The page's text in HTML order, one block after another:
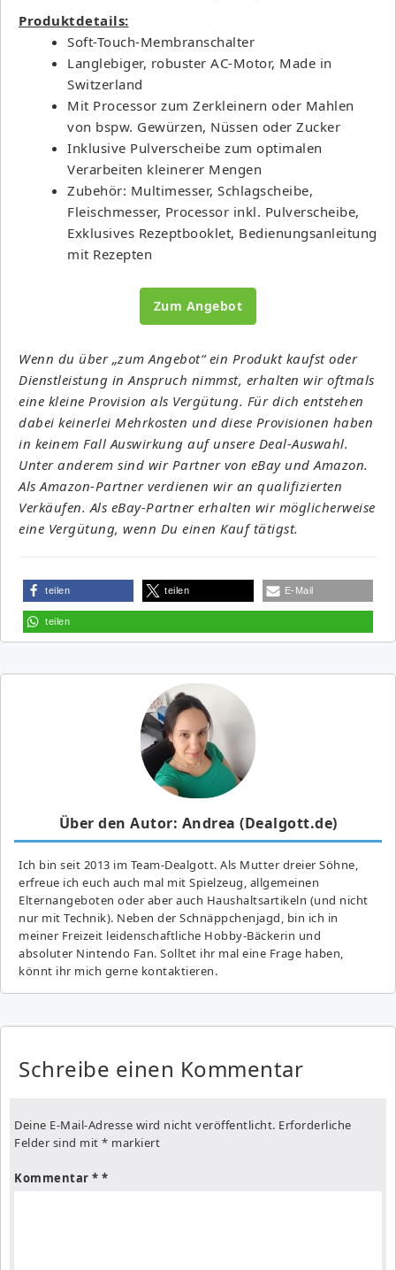
Produktdetails:
Soft-Touch-Membranschalter
Langlebiger, robuster AC-Motor, Made in
Switzerland
Mit Processor zum Zerkleinern oder Mahlen
von bspw. Gewürzen, Nüssen oder Zucker
Inklusive Pulverscheibe zum optimalen
Verarbeiten kleinerer Mengen
Zubehör: Multimesser, Schlagscheibe,
Fleischmesser, Processor inkl. Pulverscheibe,
Exklusives Rezeptbooklet, Bedienungsanleitung
mit Rezepten
Zum Angebot
Wenn du über „zum Angebot“ ein Produkt kaufst oder
Dienstleistung in Anspruch nimmst, erhalten wir oftmals
eine kleine Provision als Vergütung. Für dich entstehen
dabei keinerlei Mehrkosten und diese Provisionen haben
in keinem Fall Auswirkung auf unsere Deal-Auswahl.
Unter anderem sind wir Partner von eBay und Amazon.
Als Amazon-Partner verdienen wir an qualifizierten
Verkäufen. Als eBay-Partner erhalten wir möglicherweise
eine Vergütung, wenn Du einen Kauf tätigst.
teilen teilen E-Mail
teilen
Über den Autor: Andrea (Dealgott.de)
Ich bin seit 2013 im Team-Dealgott. Als Mutter dreier Söhne,
erfreue ich euch auch mal mit Spielzeug, allgemeinen
Elternangeboten oder aber auch Haushaltsartikeln (und nicht
nur mit Technik). Neben der Schnäppchenjagd, bin ich in
meiner Freizeit leidenschaftliche Hobby-Bäckerin und
absoluter Nintendo Fan. Solltet ihr mal eine Frage haben,
könnt ihr mich gerne kontaktieren.
Schreibe einen Kommentar
Deine E-Mail-Adresse wird nicht veröffentlicht. Erforderliche
Felder sind mit * markiert
Kommentar *